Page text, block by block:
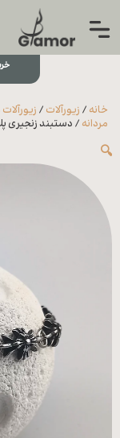
جستجو...
مجله
خرید
خانه / زیورآلات /
مردانه / دستبند زنجیری
🔍